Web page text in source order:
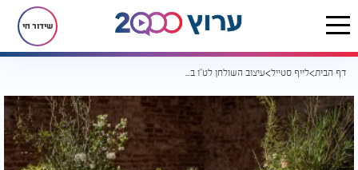
שידור חי
דף הבית לייף סטייל עיצוב השולחן לט"ו בשבט: כך תכניסו את הטבע אל לב האירוח